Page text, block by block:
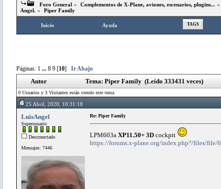
Foro General » Complementos de X-Plane, aviones, escenarios, plugins... »
Angel. » Piper Family
Inicio Ayuda TAGS
Páginas: 1 ... 8 9 [10] Ir Abajo
Autor Tema: Piper Family (Leído 333431 veces)
0 Usuarios y 3 Visitantes están viendo este tema.
25 Abril, 2020, 10:31:18
LuisAngel
Superusuario
Desconectado
Mensajes: 7446
Re: Piper Family
LPM603a XP11.50+ 3D cockpit
https://forums.x-plane.org/index.php?/files/file/